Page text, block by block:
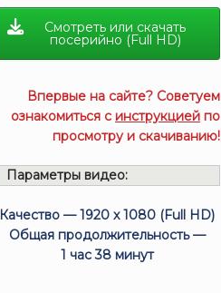
Смотреть или скачать
посерийно (Full HD)
Впервые на сайте? Советуем
ознакомиться с инструкцией по
просмотру и скачиванию!
Параметры видео:
Качество — 1920 x 1080 (Full HD)
Общая продолжительность —
1 час 38 минут